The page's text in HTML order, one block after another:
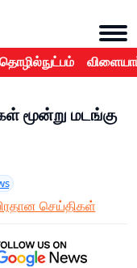
தொழில்நுட்பம்
மூன்று மடங்கு
செய்திகள்